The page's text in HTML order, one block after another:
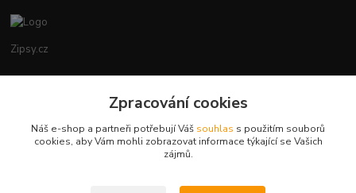
Zipsy.cz
+420774877333
obchod@zipsy.cz
Zpracování cookies
Náš e-shop a partneři potřebují Váš souhlas s použitím souborů
cookies, aby Vám mohli zobrazovat informace týkající se Vašich
zájmů.